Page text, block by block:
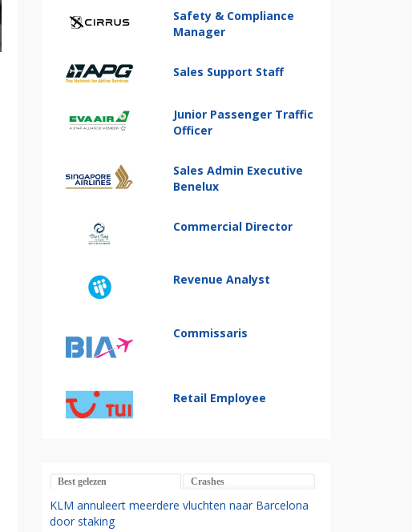
Safety & Compliance
Manager
Sales Support Staff
Junior Passenger Traffic
Officer
Sales Admin Executive
Benelux
Commercial Director
Revenue Analyst
Commissaris
Retail Employee
Best gelezen Crashes
KLM annuleert meerdere vluchten naar Barcelona
door staking